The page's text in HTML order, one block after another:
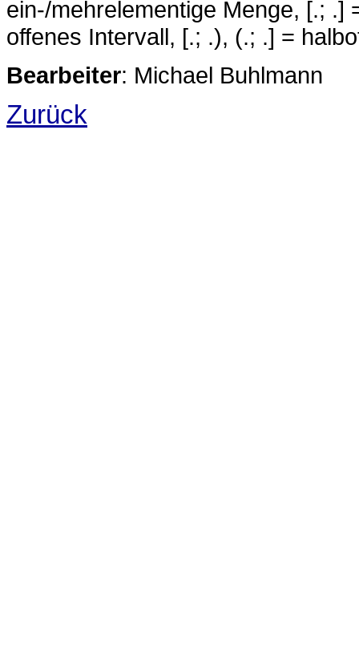
ein-/mehrelementige Menge, [.;
offenes Intervall, [.; .), (.; .] =
Bearbeiter: Michael Buhlmann
Zurück